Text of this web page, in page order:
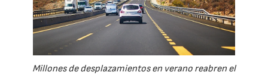
Millones de desplazamientos en verano reabren el